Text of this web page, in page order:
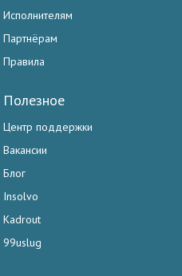
Исполнителям
Партнёрам
Правила
Полезное
Центр поддержки
Вакансии
Блог
Insolvo
Kadrout
99uslug